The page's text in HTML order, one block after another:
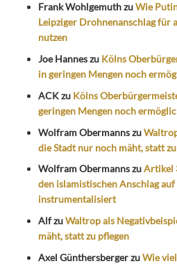
Frank WohlgemuthzuWie
Leipziger Drohnenanschlag für
nutzen
Joe Hanneszu Kölns
in geringen Mengen noch
ACKzu Kölns
geringen Mengen noch
Wolfram Obermannszu
die Stadt nur noch mäht, statt
Wolfram ObermannszuArtikel
den islamistischen Anschlag
instrumentalisiert
AlfzuWaltrop als
mäht, statt zu pflegen
Axel GünthersbergerzuWie